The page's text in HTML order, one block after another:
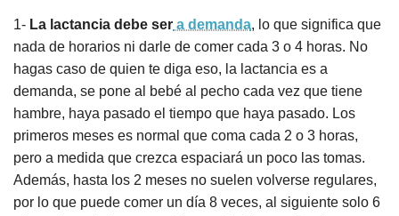
1- La lactancia debe ser a demanda, lo que significa que
nada de horarios ni darle de comer cada 3 o 4 horas. No
hagas caso de quien te diga eso, la lactancia es a
demanda, se pone al bebé al pecho cada vez que tiene
hambre, haya pasado el tiempo que haya pasado. Los
primeros meses es normal que coma cada 2 o 3 horas,
pero a medida que crezca espaciará un poco las tomas.
Además, hasta los 2 meses no suelen volverse regulares,
por lo que puede comer un día 8 veces, al siguiente solo 6